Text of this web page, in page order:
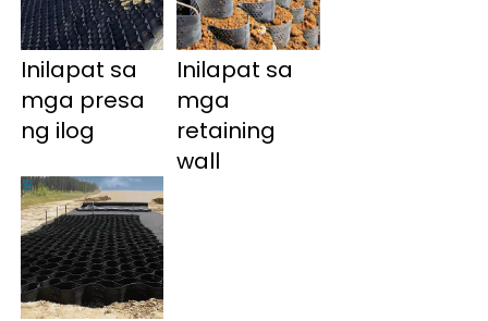
Inilapat sa
mga presa
ng ilog
Inilapat sa
mga
retaining
wall